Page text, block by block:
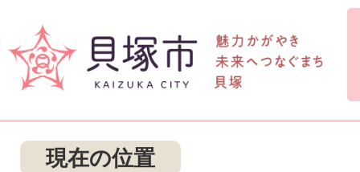
現在の位置